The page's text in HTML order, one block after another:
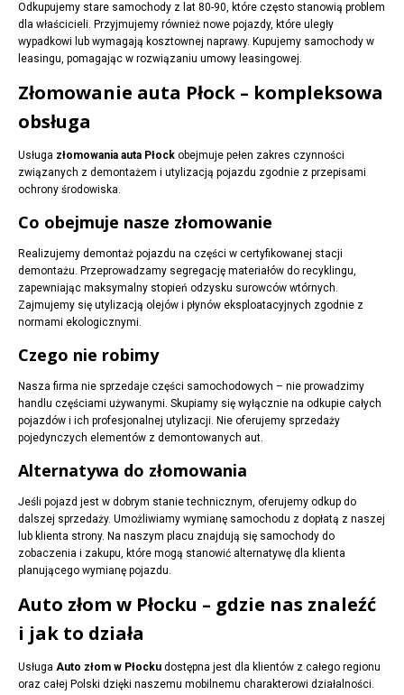
Odkupujemy stare samochody z lat 80-90, które często stanowią problem
dla właścicieli. Przyjmujemy również nowe pojazdy, które uległy
wypadkowi lub wymagają kosztownej naprawy. Kupujemy samochody w
leasingu, pomagając w rozwiązaniu umowy leasingowej.
Złomowanie auta Płock – kompleksowa
obsługa
Usługa złomowania auta Płock obejmuje pełen zakres czynności
związanych z demontażem i utylizacją pojazdu zgodnie z przepisami
ochrony środowiska.
Co obejmuje nasze złomowanie
Realizujemy demontaż pojazdu na części w certyfikowanej stacji
demontażu. Przeprowadzamy segregację materiałów do recyklingu,
zapewniając maksymalny stopień odzysku surowców wtórnych.
Zajmujemy się utylizacją olejów i płynów eksploatacyjnych zgodnie z
normami ekologicznymi.
Czego nie robimy
Nasza firma nie sprzedaje części samochodowych – nie prowadzimy
handlu częściami używanymi. Skupiamy się wyłącznie na odkupie całych
pojazdów i ich profesjonalnej utylizacji. Nie oferujemy sprzedaży
pojedynczych elementów z demontowanych aut.
Alternatywa do złomowania
Jeśli pojazd jest w dobrym stanie technicznym, oferujemy odkup do
dalszej sprzedaży. Umożliwiamy wymianę samochodu z dopłatą z naszej
lub klienta strony. Na naszym placu znajdują się samochody do
zobaczenia i zakupu, które mogą stanowić alternatywę dla klienta
planującego wymianę pojazdu.
Auto złom w Płocku – gdzie nas znaleźć
i jak to działa
Usługa Auto złom w Płocku dostępna jest dla klientów z całego regionu
oraz całej Polski dzięki naszemu mobilnemu charakterowi działalności.